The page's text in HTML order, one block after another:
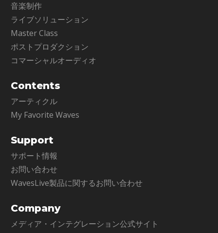
音楽制作
ライブソリューション
Master Class
ポストプロダクション
コマーシャルオーディオ
Contents
アーティクル
My Favorite Waves
Support
サポート情報
お問い合わせ
WavesLive製品に関するお問い合わせ
Company
メディア・インテグレーション公式サイト